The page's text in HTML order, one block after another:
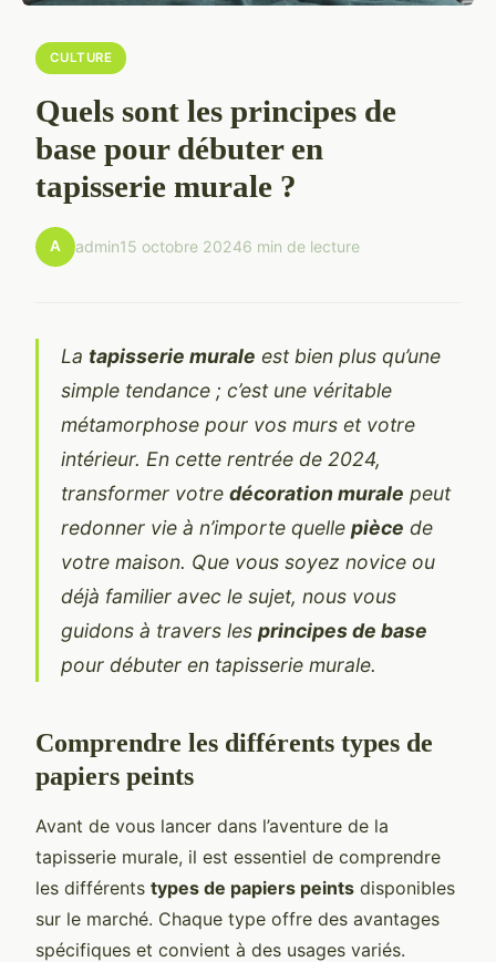
CULTURE
Quels sont les principes de
base pour débuter en
tapisserie murale ?
A admin15 octobre 20246 min de lecture
La tapisserie murale est bien plus qu’une
simple tendance ; c’est une véritable
métamorphose pour vos murs et votre
intérieur. En cette rentrée de 2024,
transformer votre décoration murale peut
redonner vie à n’importe quelle pièce de
votre maison. Que vous soyez novice ou
déjà familier avec le sujet, nous vous
guidons à travers les principes de base
pour débuter en tapisserie murale.
Comprendre les différents types de
papiers peints
Avant de vous lancer dans l’aventure de la
tapisserie murale, il est essentiel de comprendre
les différents types de papiers peints disponibles
sur le marché. Chaque type offre des avantages
spécifiques et convient à des usages variés.